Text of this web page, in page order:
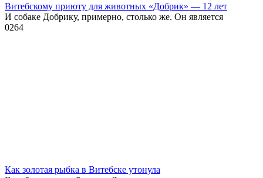
Витебскому приюту для животных «Добрик» — 12 лет
И собаке Добрику, примерно, столько же. Он является
0264
Как золотая рыбка в Витебске утонула